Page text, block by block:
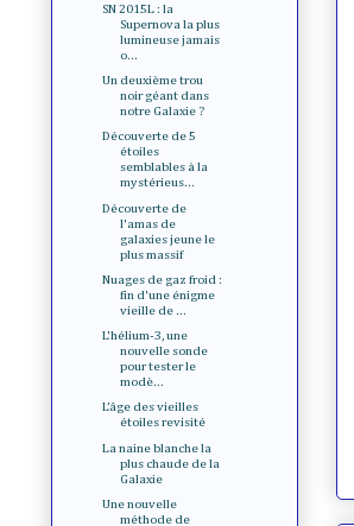
SN 2015L : la
Supernova la plus
lumineuse jamais
o...
Un deuxième trou
noir géant dans
notre Galaxie ?
Découverte de 5
étoiles
semblables à la
mystérieus...
Découverte de
l'amas de
galaxies jeune le
plus massif
Nuages de gaz froid :
fin d'une énigme
vieille de ...
L'hélium-3, une
nouvelle sonde
pour tester le
modè...
L’âge des vieilles
étoiles revisité
La naine blanche la
plus chaude de la
Galaxie
Une nouvelle
méthode de